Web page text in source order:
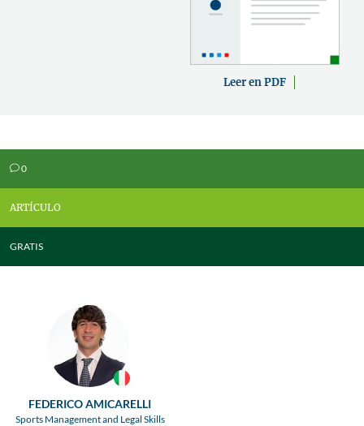
Leer en PDF
v0
ARTÍCULO
GRATIS
FEDERICO AMICARELLI
Sports Management and Legal Skills